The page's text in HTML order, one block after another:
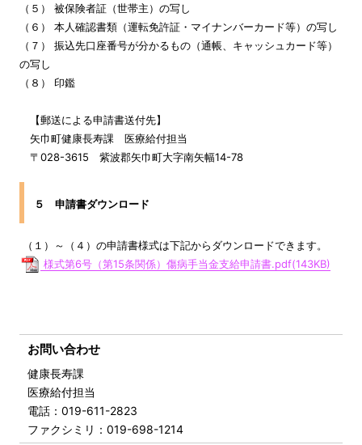
（５） 被保険者証（世帯主）の写し
（６） 本人確認書類（運転免許証・マイナンバーカード等）の写し
（７） 振込先口座番号が分かるもの（通帳、キャッシュカード等）
の写し
（８） 印鑑
【郵送による申請書送付先】
矢巾町健康長寿課 医療給付担当
〒028-3615 紫波郡矢巾町大字南矢幅14-78
５ 申請書ダウンロード
（１）～（４）の申請書様式は下記からダウンロードできます。
様式第6号（第15条関係）傷病手当金支給申請書.pdf(143KB)
お問い合わせ
健康長寿課
医療給付担当
電話 ：019-611-2823
ファクシミリ ：019-698-1214